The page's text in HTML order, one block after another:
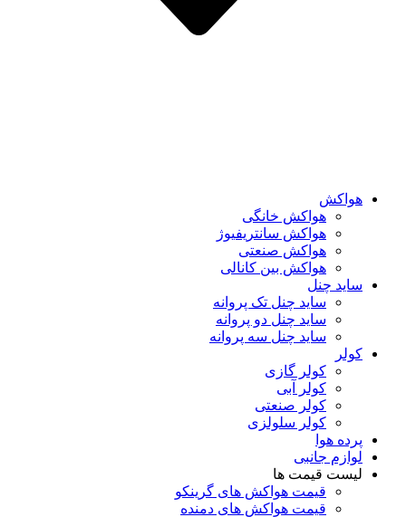
هواکش
هواکش خانگی
هواکش سانتریفیوژ
هواکش صنعتی
هواکش بین کانالی
ساید چنل
ساید چنل تک پروانه
ساید چنل دو پروانه
ساید چنل سه پروانه
کولر
کولر گازی
کولر آبی
کولر صنعتی
کولر سلولزی
پرده هوا
لوازم جانبی
لیست قیمت ها
قیمت هواکش های گرینکو
قیمت هواکش های دمنده